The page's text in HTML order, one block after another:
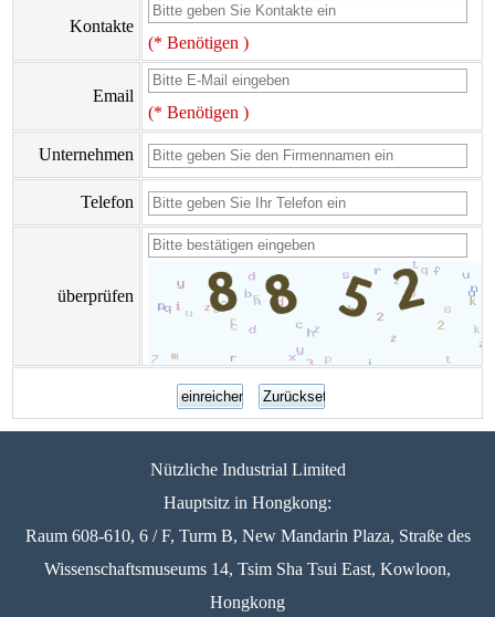
Kontakte
(* Benötigen )
Email
(* Benötigen )
Unternehmen
Telefon
überprüfen
Nützliche Industrial Limited
Hauptsitz in Hongkong:
Raum 608-610, 6 / F, Turm B, New Mandarin Plaza, Straße des
Wissenschaftsmuseums 14, Tsim Sha Tsui East, Kowloon,
Hongkong